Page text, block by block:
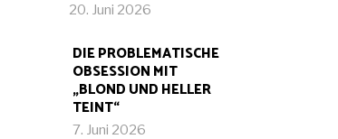
20. Juni 2026
DIE PROBLEMATISCHE
OBSESSION MIT
„BLOND UND HELLER
TEINT“
7. Juni 2026